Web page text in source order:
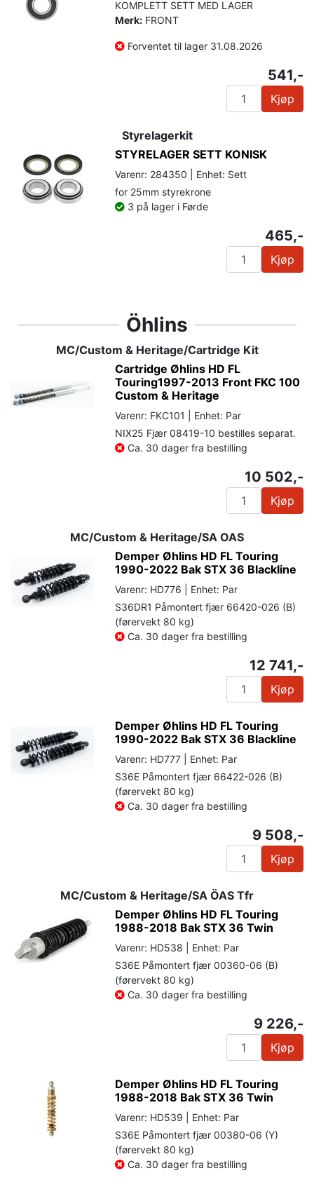
KOMPLETT SETT MED LAGER
Merk: FRONT
Forventet til lager 31.08.2026
541,-
Kjøp
Styrelagerkit
STYRELAGER SETT KONISK
Varenr: 284350 | Enhet: Sett
for 25mm styrekrone
3 på lager i Førde
465,-
Kjøp
Öhlins
MC/Custom & Heritage/Cartridge Kit
Cartridge Øhlins HD FL
Touring1997-2013 Front FKC 100
Custom & Heritage
Varenr: FKC101 | Enhet: Par
NIX25 Fjær 08419-10 bestilles separat.
Ca. 30 dager fra bestilling
10 502,-
Kjøp
MC/Custom & Heritage/SA OAS
Demper Øhlins HD FL Touring
1990-2022 Bak STX 36 Blackline
Varenr: HD776 | Enhet: Par
S36DR1 Påmontert fjær 66420-026 (B)
(førervekt 80 kg)
Ca. 30 dager fra bestilling
12 741,-
Kjøp
Demper Øhlins HD FL Touring
1990-2022 Bak STX 36 Blackline
Varenr: HD777 | Enhet: Par
S36E Påmontert fjær 66422-026 (B)
(førervekt 80 kg)
Ca. 30 dager fra bestilling
9 508,-
Kjøp
MC/Custom & Heritage/SA ÖAS Tfr
Demper Øhlins HD FL Touring
1988-2018 Bak STX 36 Twin
Varenr: HD538 | Enhet: Par
S36E Påmontert fjær 00360-06 (B)
(førervekt 80 kg)
Ca. 30 dager fra bestilling
9 226,-
Kjøp
Demper Øhlins HD FL Touring
1988-2018 Bak STX 36 Twin
Varenr: HD539 | Enhet: Par
S36E Påmontert fjær 00380-06 (Y)
(førervekt 80 kg)
Ca. 30 dager fra bestilling